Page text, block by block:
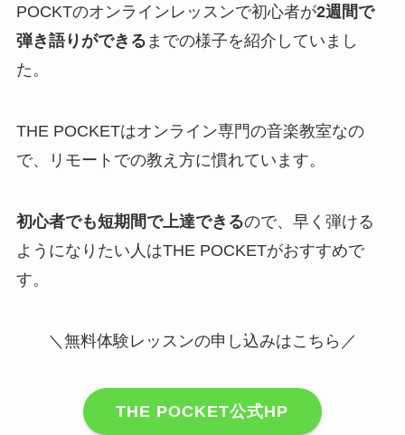
POCKTのオンラインレッスンで初心者が2週間で
弾き語りができる までの様子を紹介していまし
た。
THE POCKETはオンライン専門の音楽教室なの
で、リモートでの教え方に慣れています。
初心者でも短期間で上達できるので、早く弾ける
ようになりたい人はTHE POCKETがおすすめで
す。
＼無料体験レッスンの申し込みはこちら／
THE POCKET公式HP